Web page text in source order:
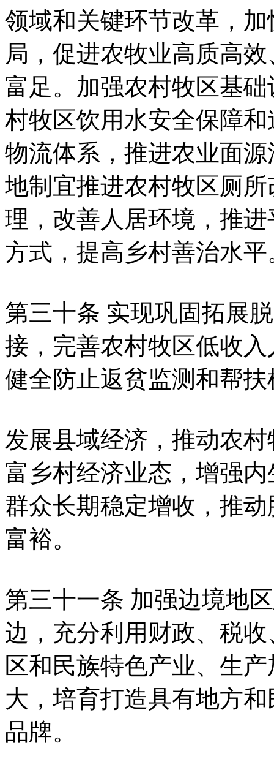
领域和关键环节改革，
局，促进农牧业高质高
富足。加强农村牧区基
村牧区饮用水安全保障
物流体系，推进农业面
地制宜推进农村牧区厕
理，改善人居环境，推
方式，提高乡村善治水平
第三十条 实现巩固拓展
接，完善农村牧区低收
健全防止返贫监测和帮扶
发展县域经济，推动农
富乡村经济业态，增强
群众长期稳定增收，推
富裕。
第三十一条 加强边境地
边，充分利用财政、税
区和民族特色产业、生
大，培育打造具有地方
品牌。